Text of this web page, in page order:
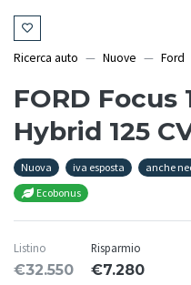
Ricerca auto Nuove Ford
FORD Focus
Hybrid 125
Nuova iva esposta anche
Ecobonus
Listino
€32.550
Risparmio
€7.280